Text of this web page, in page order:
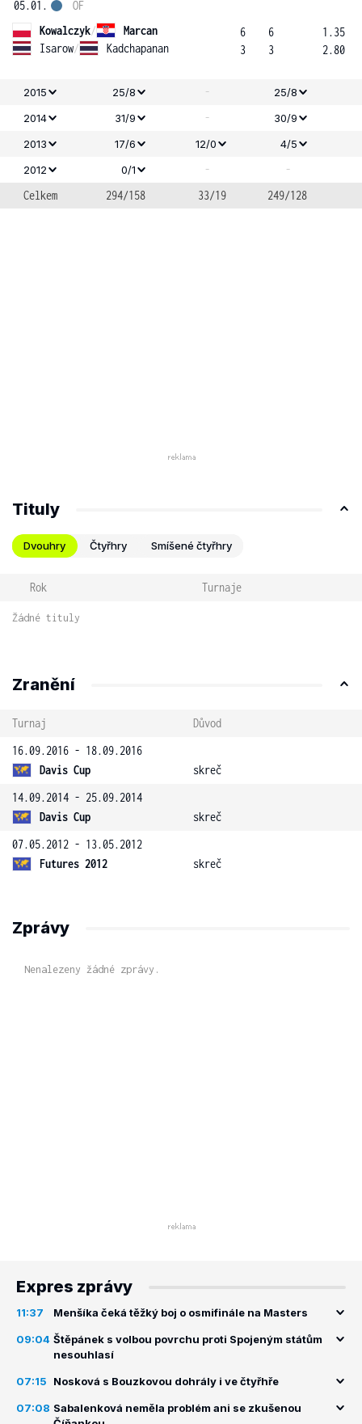
05.01.
Kowalczyk/
Marcan
Isarow/ Kadchapanan
OF
6
3
6
3
1.35
2.80
2015 25/8 -
25/8
2014
31/9 -
30/9
2013
17/6 12/0
4/5
2012
0/1 -
-
Celkem
294/158 33/19 249/128
Tituly
Dvouhry Čtyřhry Smíšené čtyřhry
Rok Turnaje
Žádné tituly
Zranění
Turnaj
Důvod
16.09.2016 - 18.09.2016
Davis Cup
skreč
14.09.2014 - 25.09.2014
Davis Cup
skreč
07.05.2012 - 13.05.2012
Futures 2012
skreč
Zprávy
Nenalezeny žádné zprávy.
Expres zprávy
11:37 Menšíka čeká těžký boj o osmifinále na Masters
09:04 Štěpánek s volbou povrchu proti Spojeným státům
nesouhlasí
07:15 Nosková s Bouzkovou dohrály i ve čtyřhře
07:08 Sabalenková neměla problém ani se zkušenou